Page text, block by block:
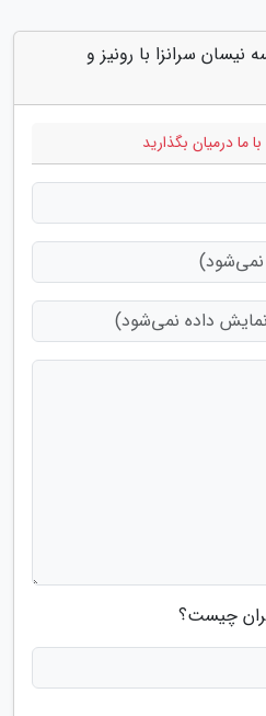
نیسان سرانزا با رونیز و
ما درمیان بگذارید
چیست؟